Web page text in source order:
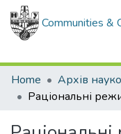
Communities &
Home